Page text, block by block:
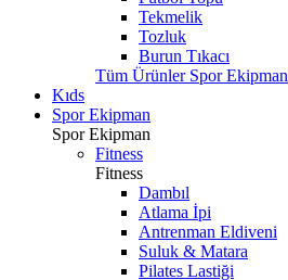
Tekmelik
Tozluk
Burun Tıkacı
Tüm Ürünler Spor Ekipman
Kıds
Spor Ekipman
Spor Ekipman
Fitness
Fitness
Dambıl
Atlama İpi
Antrenman Eldiveni
Suluk & Matara
Pilates Lastiği